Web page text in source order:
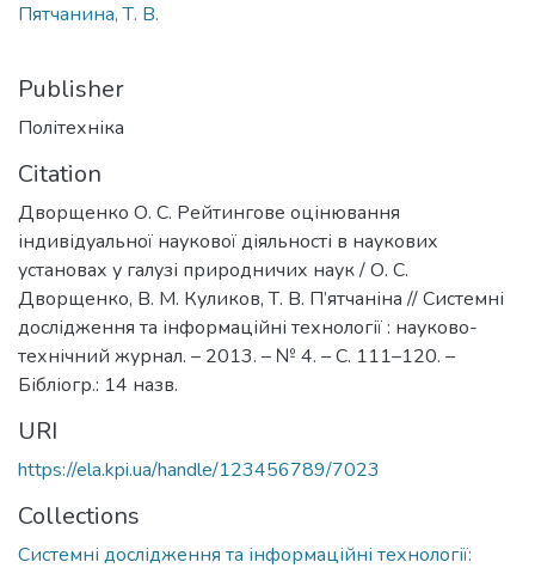
Пятчанина, Т. В.
Publisher
Політехніка
Citation
Дворщенко О. С. Рейтингове оцінювання
індивідуальної наукової діяльності в наукових
установах у галузі природничих наук / О. С.
Дворщенко, В. М. Куликов, Т. В. П’ятчаніна // Системні
дослідження та інформаційні технології : науково-
технічний журнал. – 2013. – № 4. – С. 111–120. –
Бібліогр.: 14 назв.
URI
https://ela.kpi.ua/handle/123456789/7023
Collections
Системні дослідження та інформаційні технології: